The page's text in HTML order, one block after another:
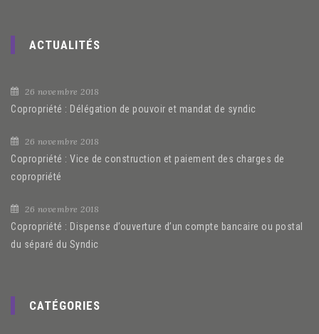
ACTUALITÉS
26 novembre 2018
Copropriété : Délégation de pouvoir et mandat de syndic
26 novembre 2018
Copropriété : Vice de construction et paiement des charges de
copropriété
26 novembre 2018
Copropriété : Dispense d’ouverture d’un compte bancaire ou postal
du séparé du Syndic
CATÉGORIES